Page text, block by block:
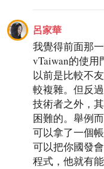
呂家華
我覺得前面那
vTaiwan的使用
以前是比較不
較複雜。但反
技術者之外，
困難的。舉例
可以拿了一個
可以把你國發
程式，他就有